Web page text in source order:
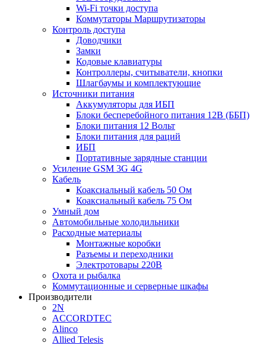
Wi-Fi точки доступа
Коммутаторы Маршрутизаторы
Контроль доступа
Доводчики
Замки
Кодовые клавиатуры
Контроллеры, считыватели, кнопки
Шлагбаумы и комплектующие
Источники питания
Аккумуляторы для ИБП
Блоки бесперебойного питания 12В (ББП)
Блоки питания 12 Вольт
Блоки питания для раций
ИБП
Портативные зарядные станции
Усиление GSM 3G 4G
Кабель
Коаксиальный кабель 50 Ом
Коаксиальный кабель 75 Ом
Умный дом
Автомобильные холодильники
Расходные материалы
Монтажные коробки
Разъемы и переходники
Электротовары 220В
Охота и рыбалка
Коммутационные и серверные шкафы
Производители
2N
ACCORDTEC
Alinco
Allied Telesis